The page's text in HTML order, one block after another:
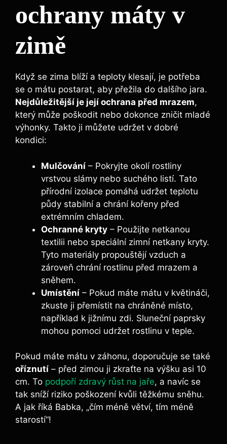
ochrany máty v
zimě
Když se zima blíží a teploty klesají, je potřeba
se o mátu postarat, aby přežila do dalšího jara.
Nejdůležitější je její ochrana před mrazem,
který může poškodit nebo dokonce zničit mladé
výhonky. Takto ji můžete udržet v dobré
kondici:
Mulčování – Pokryjte okolí rostliny
vrstvou slámy nebo suchého listí. Tato
přírodní izolace pomáhá udržet teplotu
půdy stabilní a chrání kořeny před
extrémním chladem.
Ochranné kryty – Použijte netkanou
textilii nebo speciální zimní netkany kryty.
Tyto materiály propouštějí vzduch a
zároveň chrání rostlinu před mrazem a
sněhem.
Umístění – Pokud máte mátu v květináči,
zkuste ji přemístit na chráněné místo,
například k jižnímu zdi. Sluneční paprsky
mohou pomoci udržet rostlinu v teple.
Pokud máte mátu v záhonu, doporučuje se také
oříznutí – před zimou ji zkraťte na výšku asi 10
cm. To podpoří zdravý růst na jaře, a navíc se
tak sníží riziko poškození kvůli těžkému sněhu.
A jak říká Babka, „čím méně větví, tím méně
starostí“!